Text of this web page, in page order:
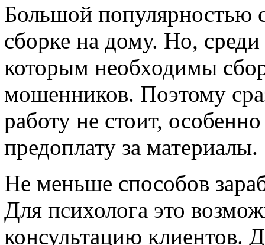
Большой популярностью
сборке на дому. Но,
которым необходимы
мошенников. Поэтому
работу не стоит,
предоплату за материалы.
Не меньше способов
Для психолога это
консультацию клиентов.